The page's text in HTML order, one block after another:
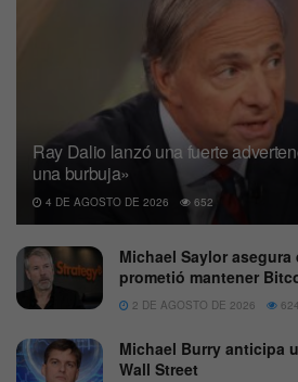
Ray Dalio lanzó una fuerte
una burbuja»
4 DE AGOSTO DE 2026 652
Michael Saylor
prometió mantener
2 DE AGOSTO DE 2026 624
Michael Burry anticipa
Wall Street